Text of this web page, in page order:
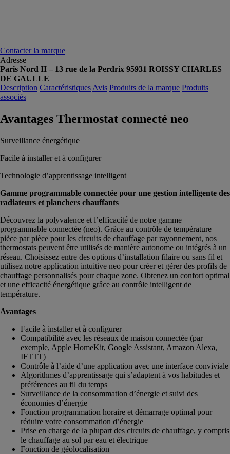
Contacter la marque
Adresse
Paris Nord II – 13 rue de la Perdrix 95931 ROISSY CHARLES
DE GAULLE
Description Caractéristiques Avis Produits de la marque Produits
associés
Avantages Thermostat connecté neo
Surveillance énergétique
Facile à installer et à configurer
Technologie d’apprentissage intelligent
Gamme programmable connectée pour une gestion intelligente des
radiateurs et planchers chauffants
Découvrez la polyvalence et l’efficacité de notre gamme
programmable connectée (neo). Grâce au contrôle de température
pièce par pièce pour les circuits de chauffage par rayonnement, nos
thermostats peuvent être utilisés de manière autonome ou intégrés à un
réseau. Choisissez entre des options d’installation filaire ou sans fil et
utilisez notre application intuitive neo pour créer et gérer des profils de
chauffage personnalisés pour chaque zone. Obtenez un confort optimal
et une efficacité énergétique grâce au contrôle intelligent de
température.
Avantages
Facile à installer et à configurer
Compatibilité avec les réseaux de maison connectée (par
exemple, Apple HomeKit, Google Assistant, Amazon Alexa,
IFTTT)
Contrôle à l’aide d’une application avec une interface conviviale
Algorithmes d’apprentissage qui s’adaptent à vos habitudes et
préférences au fil du temps
Surveillance de la consommation d’énergie et suivi des
économies d’énergie
Fonction programmation horaire et démarrage optimal pour
réduire votre consommation d’énergie
Prise en charge de la plupart des circuits de chauffage, y compris
le chauffage au sol par eau et électrique
Fonction de géolocalisation